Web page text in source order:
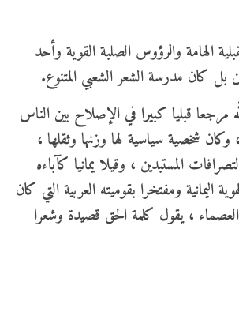
الهامة والرؤوس الصلبة القوية وأحد
بل كان مدرسة الشعر الشعبي المتنوع.
مرجعا قبليا كبيرا في الإصلاح بين الناس
شخصية سياسية لها وزنها وثقلها ،
المستبدين ، وقيلا يمانيا كآباءه
اليمانية ومفتخرا بقوميته العربية التي كان
، يقول كلمة الحق قصيدة وشعرا